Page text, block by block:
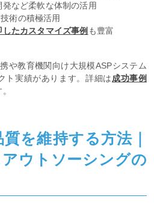
発など柔軟な体制の活用
術の積極活用
たカスタマイズ事例 も豊富
や教育機関向け大規模ASPシステム
ト実績があります。詳細は成功事例
を維持する方法｜
ウトソーシングの